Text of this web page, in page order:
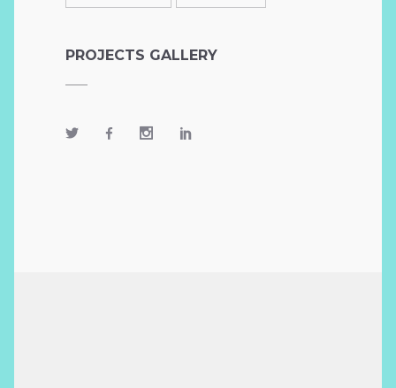
PROJECTS GALLERY